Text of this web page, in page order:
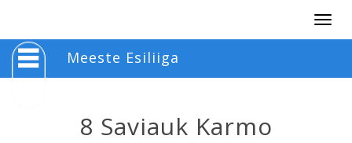
Meeste Esiliiga
8 Saviauk Karmo